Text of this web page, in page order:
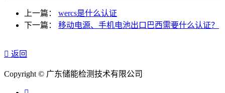
上一篇： wercs是什么认证
下一篇： 移动电源、手机电池出口巴西需要什么认证？
 返回
Copyright © 广东储能检测技术有限公司